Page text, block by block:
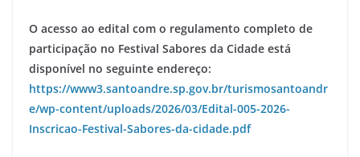
O acesso ao edital com o regulamento completo de
participação no Festival Sabores da Cidade está
disponível no seguinte endereço:
https://www3.santoandre.sp.gov.br/turismosantoandr
e/wp-content/uploads/2026/03/Edital-005-2026-
Inscricao-Festival-Sabores-da-cidade.pdf